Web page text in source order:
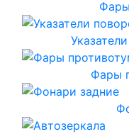
Фары
Фары